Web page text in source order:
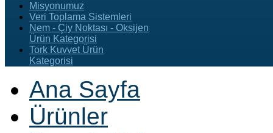
Misyonumuz
Veri Toplama Sistemleri
Nem - Çiy Noktası - Oksijen
Ürün Kategorisi
Tork Kuvvet Ürün
Kategorisi
Ana Sayfa
Ürünler